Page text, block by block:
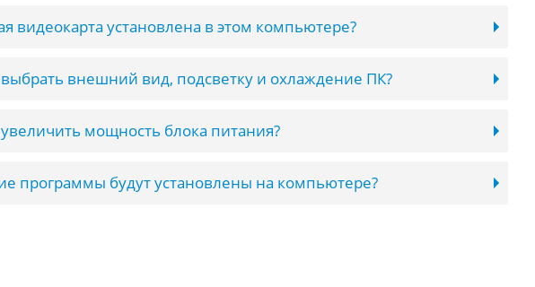
видеокарта установлена в этом компьютере?
выбрать внешний вид, подсветку и охлаждение ПК?
мощность блока питания?
программы будут установлены на компьютере?